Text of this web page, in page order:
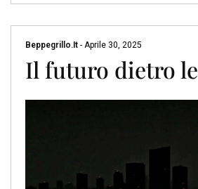
Beppegrillo.it - Aprile 30, 2025
Il futuro dietro